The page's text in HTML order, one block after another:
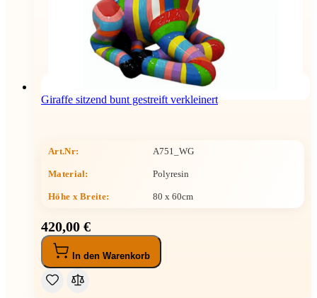
Giraffe sitzend bunt gestreift verkleinert
Art.Nr: A751_WG
Material: Polyresin
Höhe x Breite: 80 x 60cm
420,00 €
In den Warenkorb